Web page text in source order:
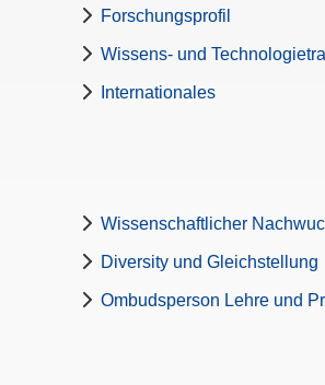
Forschungsprofil
Wissens- und
Internationales
Wissenschaftlicher
Diversity und Gleichstellung
Ombudsperson Lehre und